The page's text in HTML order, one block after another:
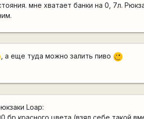
мне хватает банки на 0, 7л.
, а еще туда можно залить пиво ;)
Loap:
бр красного цвета (взял себе такой